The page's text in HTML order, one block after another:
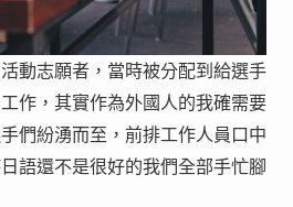
動志願者，當時被分配到給選手
作，其實作為外國人的我確需要
們紛湧而至，前排工作人員口中
語還不是很好的我們全部手忙腳